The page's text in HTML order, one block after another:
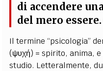
di accendere
del mero
Il termine “psicologia”
(ψυχή) = spirito, anima, e
studio. Letteralmente,